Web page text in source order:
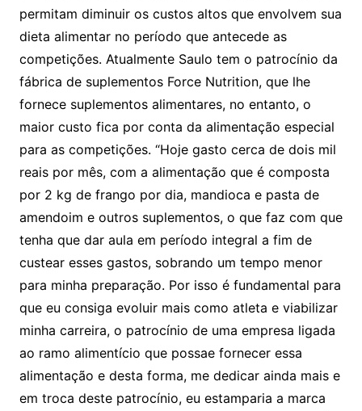
permitam diminuir os custos altos que envolvem sua
dieta alimentar no período que antecede as
competições. Atualmente Saulo tem o patrocínio da
fábrica de suplementos Force Nutrition, que lhe
fornece suplementos alimentares, no entanto, o
maior custo fica por conta da alimentação especial
para as competições. “Hoje gasto cerca de dois mil
reais por mês, com a alimentação que é composta
por 2 kg de frango por dia, mandioca e pasta de
amendoim e outros suplementos, o que faz com que
tenha que dar aula em período integral a fim de
custear esses gastos, sobrando um tempo menor
para minha preparação. Por isso é fundamental para
que eu consiga evoluir mais como atleta e viabilizar
minha carreira, o patrocínio de uma empresa ligada
ao ramo alimentício que possae fornecer essa
alimentação e desta forma, me dedicar ainda mais e
em troca deste patrocínio, eu estamparia a marca